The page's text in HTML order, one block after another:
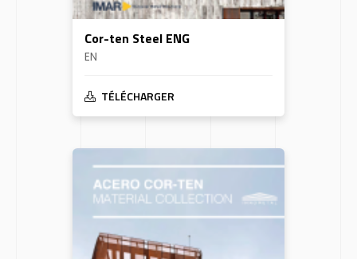
Cor-ten Steel ENG
EN
TÉLÉCHARGER